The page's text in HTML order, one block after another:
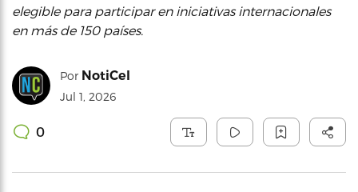
elegible para participar en iniciativas internacionales
en más de 150 países.
Por NotiCel
Jul 1, 2026
0